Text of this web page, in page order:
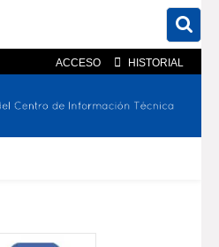
ACCESO HISTORIAL
En el sitio